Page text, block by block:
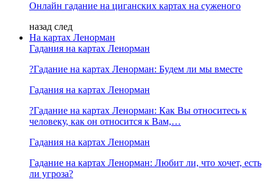
Онлайн гадание на циганских картах на суженого
назад след
На картах Ленорман
Гадания на картах Ленорман
?Гадание на картах Ленорман: Будем ли мы вместе
Гадания на картах Ленорман
?Гадание на картах Ленорман: Как Вы относитесь к
человеку, как он относится к Вам,…
Гадания на картах Ленорман
Гадание на картах Ленорман: Любит ли, что хочет, есть
ли угроза?